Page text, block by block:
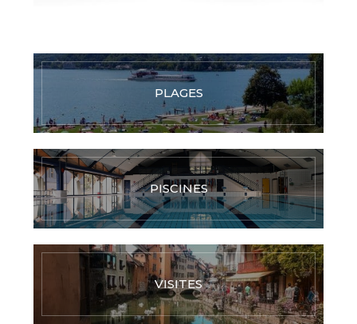
PLAGES
PISCINES
VISITES